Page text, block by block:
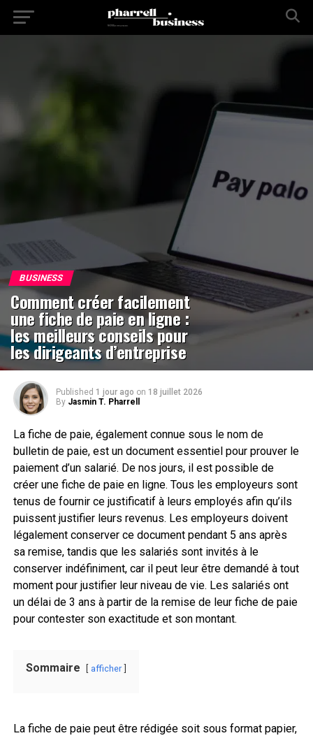
BUSINESS
Comment créer facilement
une fiche de paie en ligne :
les meilleurs conseils pour
les dirigeants d’entreprise
Published 1 jour ago on 18 juillet 2026
By Jasmin T. Pharrell
La fiche de paie, également connue sous le nom de
bulletin de paie, est un document essentiel pour prouver le
paiement d’un salarié. De nos jours, il est possible de
créer une fiche de paie en ligne. Tous les employeurs sont
tenus de fournir ce justificatif à leurs employés afin qu’ils
puissent justifier leurs revenus. Les employeurs doivent
légalement conserver ce document pendant 5 ans après
sa remise, tandis que les salariés sont invités à le
conserver indéfiniment, car il peut leur être demandé à tout
moment pour justifier leur niveau de vie. Les salariés ont
un délai de 3 ans à partir de la remise de leur fiche de paie
pour contester son exactitude et son montant.
Sommaire afficher
La fiche de paie peut être rédigée soit sous format papier,